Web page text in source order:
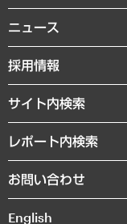
共生・ダイバーシティ
GRC（ガバナンス・リス
経済・産業・雇用・労働
まちづくり・観光・交通・
自然資源・農林水産業・食
経営用語集
受託・受注実績（官公庁関
メディア掲載・出演
MUFGビジネスセミナー
受託案件情報
私たちの想い
社長メッセージ
会社概要
沿革
組織図・本部部室紹介
インドネシア現地法人
ニュース
ニュースリリース
お知らせ
採用情報
サイト内検索
レポート内検索
お問い合わせ
English